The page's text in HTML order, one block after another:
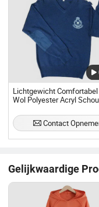
Lichtgewicht Comfortabel
Wol Polyester Acryl
Pullover
Contact
Gelijkwaardige